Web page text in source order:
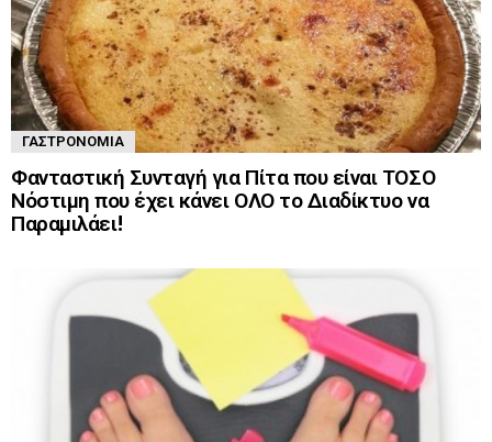
ΓΑΣΤΡΟΝΟΜΊΑ
Φανταστική Συνταγή για Πίτα που είναι ΤΟΣΟ
Νόστιμη που έχει κάνει ΟΛΟ το Διαδίκτυο να
Παραμιλάει!